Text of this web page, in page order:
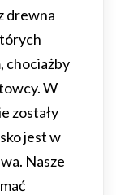
drewna
chociażby
W
zostały
jest w
Nasze